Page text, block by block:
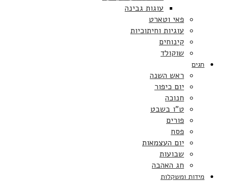
עוגות גבינה
פאי וטארט
עוגיות וחיתוכיות
קינוחים
שוקולד
חגים
ראש השנה
יום כיפור
חנוכה
ט”ו בשבט
פורים
פסח
יום העצמאות
שבועות
חג האהבה
מידות ומשקלות